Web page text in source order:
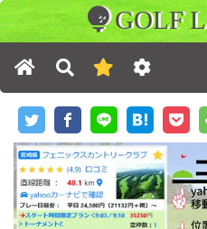
GOLF L